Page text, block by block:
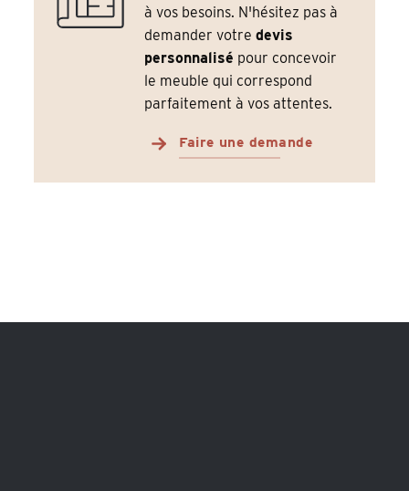
à vos besoins. N'hésitez pas à
demander votredevis
personnalisé pour concevoir
le meuble qui correspond
parfaitement à vos attentes.
Faire une demande